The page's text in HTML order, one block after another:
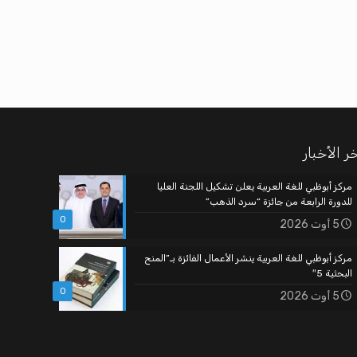
الأخبار
0
مركز أبوظبي للغة العربية يعلن تشكيل اللجنة العليا
للدورة الرابعة من جائزة “سرد الذهب”
5 أوت 2026
0
مركز أبوظبي للغة العربية ينشر الأعمال الفائزة بـ”المنح
البحثية 5″
5 أوت 2026